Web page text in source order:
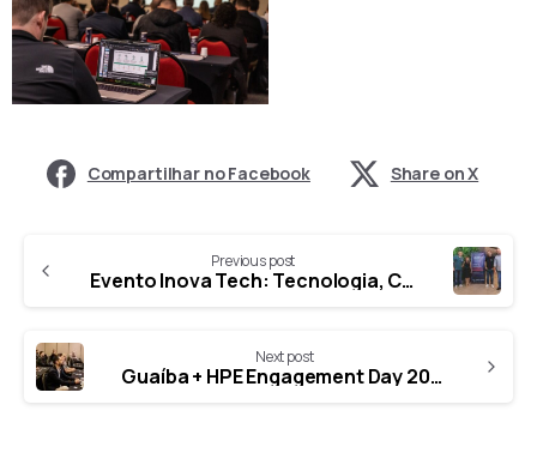
Share on X
Previous post
Evento Inova Tech: Tecnologia, Conhecimento e Networking em Londrina
Next post
Guaíba + HPE Engagement Day 2025: Tecnologia e Inovação para Transformar Negócios